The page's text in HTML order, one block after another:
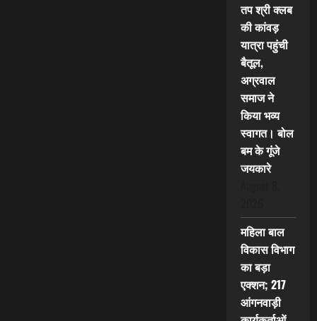
तप श्री क्लब
की कांवड़
यात्रा पहुंची
बैतूल,
अग्रवाल
समाज ने
किया भव्य
स्वागत। बोल
बम के गूंजे
जयकारे
महिला बाल
विकास विभाग
का बड़ा
एक्शन; 217
आंगनवाड़ी